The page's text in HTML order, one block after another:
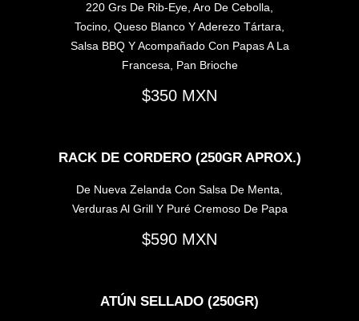
220 Grs De Rib-Eye, Aro De Cebolla,
Tocino, Queso Blanco Y Aderezo Tártara,
Salsa BBQ Y Acompañado Con Papas A La
Francesa, Pan Brioche
350
RACK DE CORDERO (250GR APROX.)
De Nueva Zelanda Con Salsa De Menta,
Verduras Al Grill Y Puré Cremoso De Papa
590
ATÚN SELLADO (250GR)